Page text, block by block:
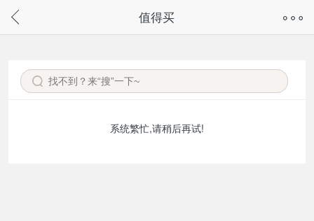
请通过微信或支付宝搜“奇兔客小程序”访问
值得买
系统繁忙,请稍后再试!